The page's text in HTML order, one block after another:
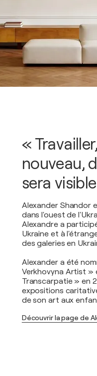
«
nouveau,
sera
Alexander Shandor
dans l'ouest de
Alexandre a
Ukraine et à
des galeries en
Alexander a été
Verkhovyna Artist »
Transcarpatie » en
expositions
de son art aux
Découvrir la page de